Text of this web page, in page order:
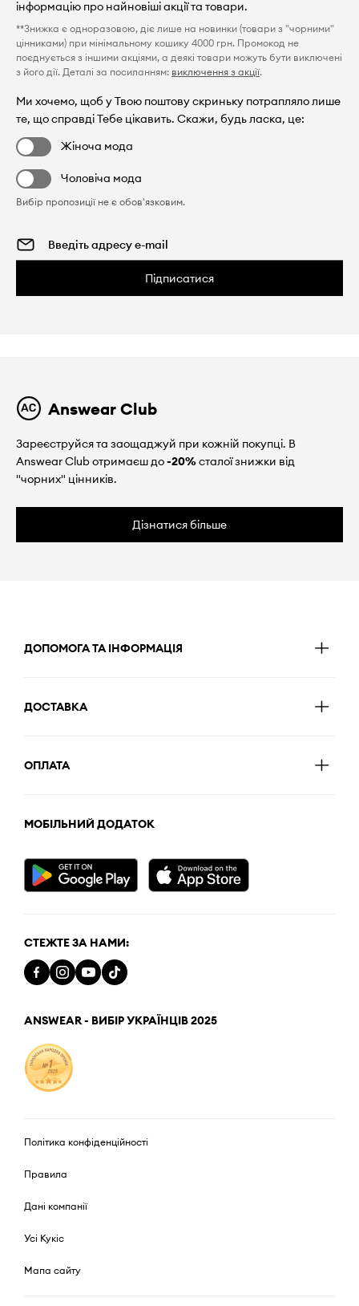
інформацію про найновіші акції та товари.
**Знижка є одноразовою, діє лише на новинки (товари з "чорними"
цінниками) при мінімальному кошику 4000 грн. Промокод не
поєднується з іншими акціями, а деякі товари можуть бути виключені
з його дії. Деталі за посиланням: виключення з акції.
Ми хочемо, щоб у Твою поштову скриньку потрапляло лише
те, що справді Тебе цікавить. Скажи, будь ласка, це:
Жіноча мода
Чоловіча мода
Вибір пропозиції не є обов'язковим.
Підписатися
Answear Club
Зареєструйся та заощаджуй при кожній покупці. В
Answear Club отримаєш до-20%сталої знижки від
"чорних" цінників.
Дізнатися більше
ДОПОМОГА ТА ІНФОРМАЦІЯ
ДОСТАВКА
ОПЛАТА
МОБІЛЬНИЙ ДОДАТОК
СТЕЖТЕ ЗА НАМИ:
ANSWEAR - ВИБІР УКРАЇНЦІВ 2025
Політика конфіденційності
Правила
Дані компанії
Усі Кукіс
Мапа сайту